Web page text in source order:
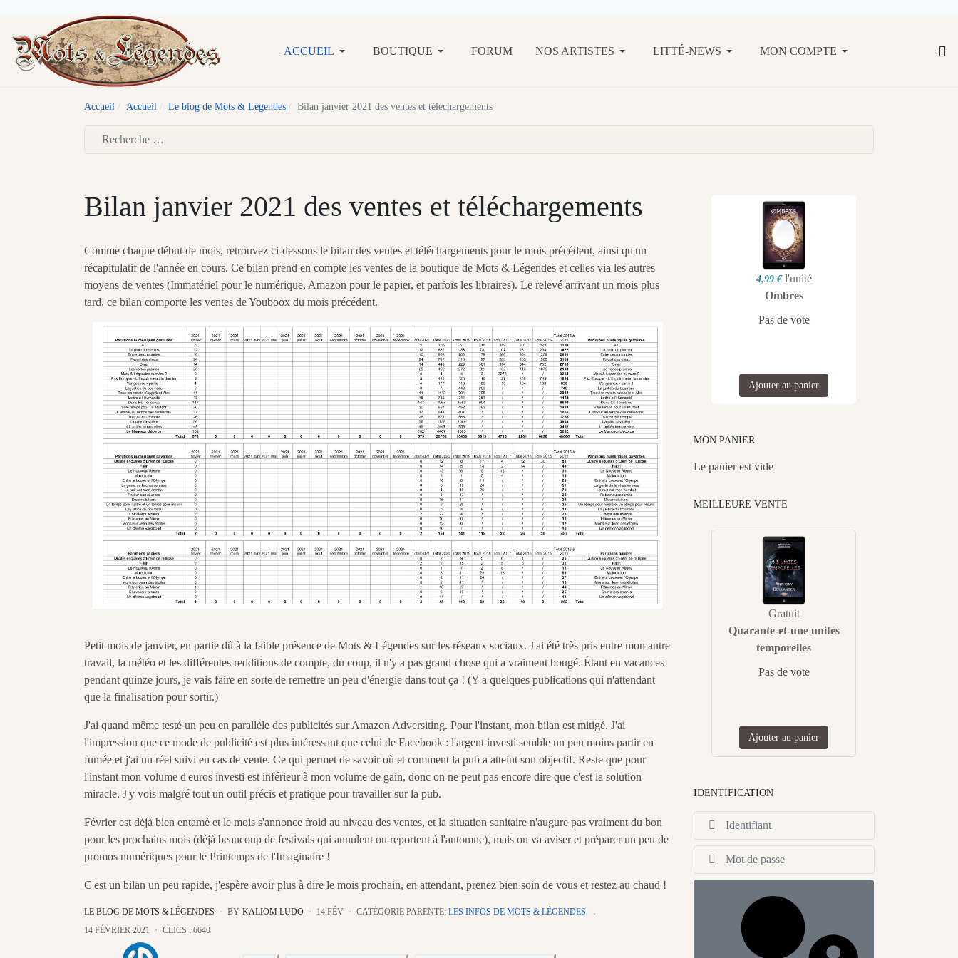
ACCUEIL BOUTIQUE FORUM NOS ARTISTES LITTÉ-NEWS MON COMPTE
Accueil Accueil Le blog de Mots & Légendes Bilan janvier 2021 des ventes et téléchargements
Bilan janvier 2021 des ventes et téléchargements
Comme chaque début de mois, retrouvez ci-dessous le bilan des ventes et téléchargements pour le mois précédent, ainsi qu'un
récapitulatif de l'année en cours. Ce bilan prend en compte les ventes de la boutique de Mots & Légendes et celles via les autres
moyens de ventes (Immatériel pour le numérique, Amazon pour le papier, et parfois les libraires). Le relevé arrivant un mois plus
tard, ce bilan comporte les ventes de Youboox du mois précédent.
Petit mois de janvier, en partie dû à la faible présence de Mots & Légendes sur les réseaux sociaux. J'ai été très pris entre mon autre
travail, la météo et les différentes redditions de compte, du coup, il n'y a pas grand-chose qui a vraiment bougé. Étant en vacances
pendant quinze jours, je vais faire en sorte de remettre un peu d'énergie dans tout ça ! (Y a quelques publications qui n'attendant
que la finalisation pour sortir.)
J'ai quand même testé un peu en parallèle des publicités sur Amazon Adversiting. Pour l'instant, mon bilan est mitigé. J'ai
l'impression que ce mode de publicité est plus intéressant que celui de Facebook : l'argent investi semble un peu moins partir en
fumée et j'ai un réel suivi en cas de vente. Ce qui permet de savoir où et comment la pub a atteint son objectif. Reste que pour
l'instant mon volume d'euros investi est inférieur à mon volume de gain, donc on ne peut pas encore dire que c'est la solution
miracle. J'y vois malgré tout un outil précis et pratique pour travailler sur la pub.
Février est déjà bien entamé et le mois s'annonce froid au niveau des ventes, et la situation sanitaire n'augure pas vraiment du bon
pour les prochains mois (déjà beaucoup de festivals qui annulent ou reportent à l'automne), mais on va aviser et préparer un peu de
promos numériques pour le Printemps de l'Imaginaire !
C'est un bilan un peu rapide, j'espère avoir plus à dire le mois prochain, en attendant, prenez bien soin de vous et restez au chaud !
LE BLOG DE MOTS & LÉGENDES BY KALIOM LUDO 14.FÉV CATÉGORIE PARENTE: LES INFOS DE MOTS & LÉGENDES
14 FÉVRIER 2021
CLICS : 6640
4,99 € l'unité
Ombres
Pas de vote
Ajouter au panier
MON PANIER
Le panier est vide
MEILLEURE VENTE
Gratuit
Quarante-et-une unités
temporelles
Pas de vote
Ajouter au panier
IDENTIFICATION